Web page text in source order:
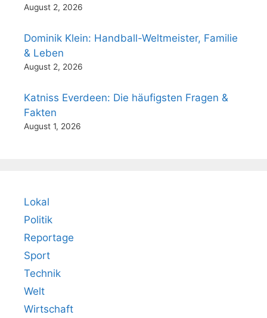
August 2, 2026
Dominik Klein: Handball-Weltmeister, Familie
& Leben
August 2, 2026
Katniss Everdeen: Die häufigsten Fragen &
Fakten
August 1, 2026
Lokal
Politik
Reportage
Sport
Technik
Welt
Wirtschaft